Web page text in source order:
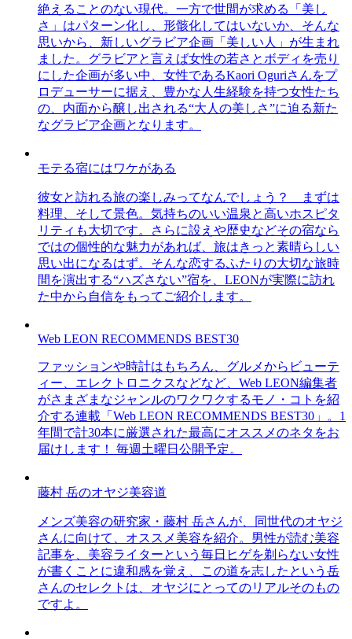
絶えることのない現代。一方で世間が求める「美し
さ」はパターン化し、形骸化してはいないか、そんな
思いから、新しいグラビア企画「美しい人」が生まれ
ました。グラビアと言えば女性の若さとボディを売り
にした企画が多い中、女性であるKaori Oguriさんをプ
ロデューサーに据え、豊かな人生経験を持つ女性たち
の、内面から醸し出される“大人の美しさ”に迫る新た
なグラビア企画となります。
モテる宿にはワケがある
彼女と訪れる旅の楽しみってなんでしょう？ まずは
料理、そして景色。気持ちのいい温泉と高いホスピタ
リティも大切です。さらに設えや歴史などその宿なら
ではの個性的な魅力があれば、旅はきっと素晴らしい
思い出になるはず。そんな恋するふたりの大切な旅時
間を演出する“ハズさない”宿を、LEONが実際に訪れ
た中から自信をもってご紹介します。
Web LEON RECOMMENDS BEST30
ファッションや時計はもちろん、グルメからビューテ
ィー、エレクトロニクスなどなど、Web LEON編集者
がさまざまなジャンルのワクワクするモノ・コトを紹
介する連載「Web LEON RECOMMENDS BEST30」。1
年間で計30本に厳選された最高にオススメのネタをお
届けします！ 毎週土曜日公開予定。
藤村 岳のオヤジ美容道
メンズ美容の研究家・藤村 岳さんが、同世代のオヤジ
さんに向けて、オススメ美容を紹介。男性が読む美容
記事を、美容ライターという毎日ヒゲを剃らない女性
が書くことに違和感を覚え、この道を志したという岳
さんのセレクトは、オヤジにとってのリアルそのもの
ですよ。